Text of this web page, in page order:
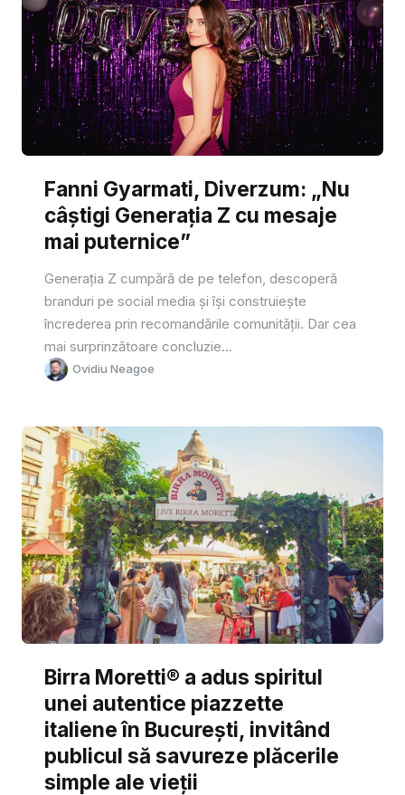
Fanni Gyarmati, Diverzum: „Nu
câștigi Generația Z cu mesaje
mai puternice”
Generația Z cumpără de pe telefon, descoperă
branduri pe social media și își construiește
încrederea prin recomandările comunității. Dar cea
mai surprinzătoare concluzie...
Ovidiu Neagoe
Birra Moretti® a adus spiritul
unei autentice piazzette
italiene în București, invitând
publicul să savureze plăcerile
simple ale vieții